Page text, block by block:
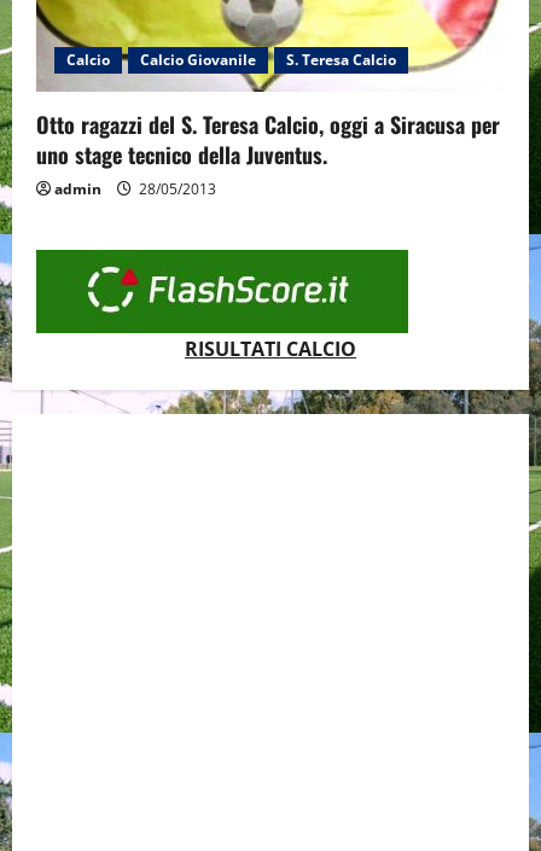
Calcio Calcio Giovanile S. Teresa Calcio
Otto ragazzi del S. Teresa Calcio, oggi a Siracusa per
uno stage tecnico della Juventus.
admin 28/05/2013
RISULTATI CALCIO